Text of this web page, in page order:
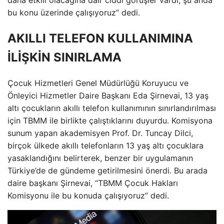
bu konu üzerinde çalışıyoruz” dedi.
AKILLI TELEFON KULLANIMINA
İLİŞKİN SINIRLAMA
Çocuk Hizmetleri Genel Müdürlüğü Koruyucu ve
Önleyici Hizmetler Daire Başkanı Eda Şirnevai, 13 yaş
altı çocukların akıllı telefon kullanımının sınırlandırılması
için TBMM ile birlikte çalıştıklarını duyurdu. Komisyona
sunum yapan akademisyen Prof. Dr. Tuncay Dilci,
birçok ülkede akıllı telefonların 13 yaş altı çocuklara
yasaklandığını belirterek, benzer bir uygulamanın
Türkiye’de de gündeme getirilmesini önerdi. Bu arada
daire başkanı Şirnevai, “TBMM Çocuk Hakları
Komisyonu ile bu konuda çalışıyoruz” dedi.